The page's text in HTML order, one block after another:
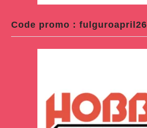
Code promo : fulguroapril26